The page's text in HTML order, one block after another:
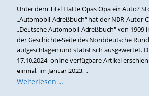
Unter dem Titel Hatte Opas Opa ein Auto?
„Automobil-Adreßbuch“ hat der NDR-Autor
„Deutsche Automobil-Adreßbuch" von 1909
der Geschichte-Seite des Norddeutsche
aufgeschlagen und statistisch ausgewertet.
17.10.2024 online verfügbare Artikel
einmal, im Januar 2023, ...
Weiterlesen …